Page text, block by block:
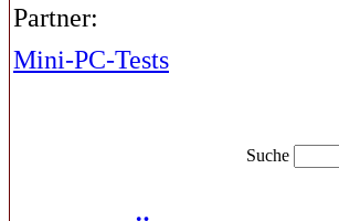
Partner:
Mini-PC-Tests
Suche